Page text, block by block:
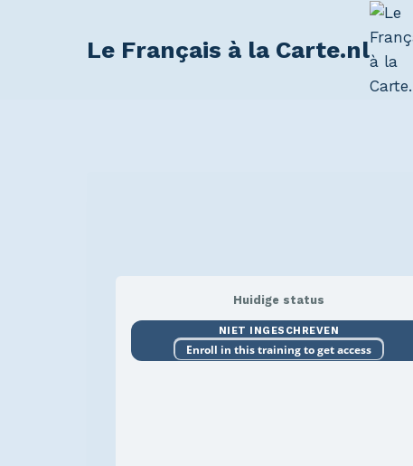
Le Français à la Carte.nl
Huidige status
NIET INGESCHREVEN
Enroll in this training to get access